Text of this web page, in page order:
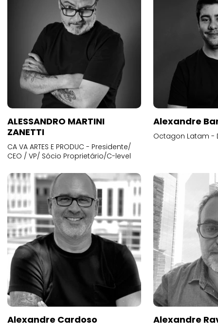
ALESSANDRO MARTINI
ZANETTI
CA VA ARTES E PRODUC - Presidente/
CEO / VP/ Sócio Proprietário/C-level
Alexandre
Octagon Latam -
Alexandre Cardoso Alexandre